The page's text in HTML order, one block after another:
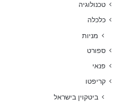
טכנולוגיה
כלכלה
מניות
ספורט
פנאי
קריפטו
ביטקוין בישראל